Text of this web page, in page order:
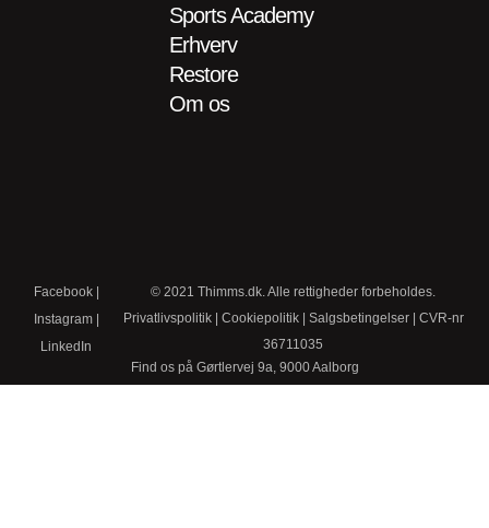
Sports Academy
Erhverv
Restore
Om os
© 2021 Thimms.dk. Alle rettigheder forbeholdes.
Privatlivspolitik| Cookiepolitik| Salgsbetingelser| CVR-nr
36711035
Facebook|
Instagram|
LinkedIn
Find os på Gørtlervej 9a, 9000 Aalborg